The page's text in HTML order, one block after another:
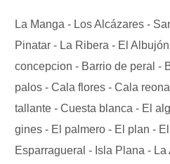
La Manga - Los Alcázares -
Pinatar - La Ribera - El
concepcion - Barrio de peral -
palos - Cala flores - Cala
tallante - Cuesta blanca - El
gines - El palmero - El plan -
Esparragueral - Isla Plana -